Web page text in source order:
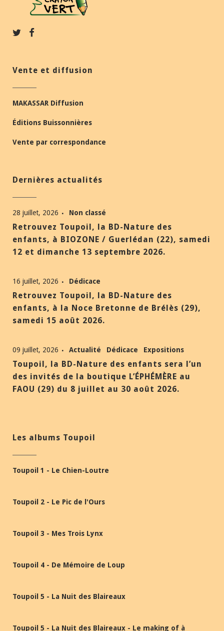
Vente et diffusion
MAKASSAR Diffusion
Éditions Buissonnières
Vente par correspondance
Dernières actualités
28 juillet, 2026 Non classé
Retrouvez Toupoil, la BD-Nature des
enfants, à BIOZONE / Guerlédan (22), samedi
12 et dimanche 13 septembre 2026.
16 juillet, 2026 Dédicace
Retrouvez Toupoil, la BD-Nature des
enfants, à la Noce Bretonne de Brélès (29),
samedi 15 août 2026.
09 juillet, 2026 Actualité Dédicace Expositions
Toupoil, la BD-Nature des enfants sera l’un
des invités de la boutique L’ÉPHÉMÈRE au
FAOU (29) du 8 juillet au 30 août 2026.
Les albums Toupoil
Toupoil 1 - Le Chien-Loutre
Toupoil 2 - Le Pic de l'Ours
Toupoil 3 - Mes Trois Lynx
Toupoil 4 - De Mémoire de Loup
Toupoil 5 - La Nuit des Blaireaux
Toupoil 5 - La Nuit des Blaireaux - Le making of à